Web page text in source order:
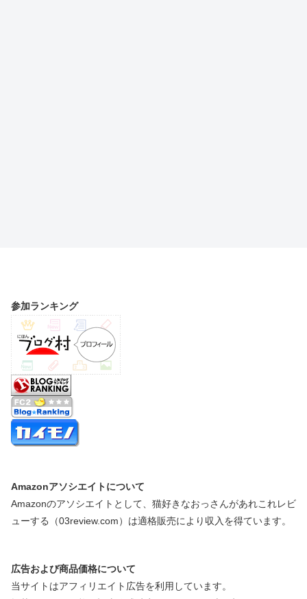
参加ランキング
Amazonアソシエイトについて
Amazonのアソシエイトとして、猫好きなおっさんがあれこれレビ
ューする（03review.com）は適格販売により収入を得ています。
広告および商品価格について
当サイトはアフィリエイト広告を利用しています。